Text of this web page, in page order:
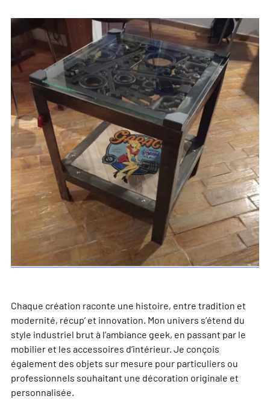
Chaque création raconte une histoire, entre tradition et
modernité, récup’ et innovation. Mon univers s’étend du
style industriel brut à l’ambiance geek, en passant par le
mobilier et les accessoires d’intérieur. Je conçois
également des objets sur mesure pour particuliers ou
professionnels souhaitant une décoration originale et
personnalisée.